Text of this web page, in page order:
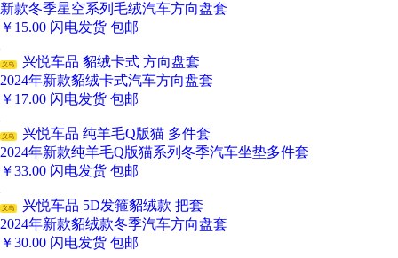
新款冬季星空系列毛绒汽车方向盘套
￥ 15.00 闪电发货 包邮
义乌
兴悦车品 貂绒卡式 方向盘套
2024年新款貂绒卡式汽车方向盘套
￥ 17.00 闪电发货 包邮
义乌
兴悦车品 纯羊毛Q版猫 多件套
2024年新款纯羊毛Q版猫系列冬季汽车坐垫多件套
￥33.00 闪电发货 包邮
义乌
兴悦车品 5D发箍貂绒款 把套
2024年新款貂绒款冬季汽车方向盘套
￥30.00 闪电发货 包邮